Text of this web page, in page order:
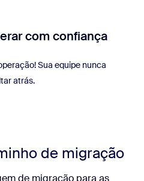
com confiança
Sua equipe nunca
atrás.
de migração
de migração para as